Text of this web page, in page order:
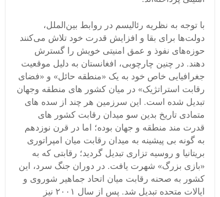
با توجه به نظریه رئالیسم در روابط بین‌الملل،
دولت‌ها برای بقا و افزایش قدرت خود تلاش می‌کنند
حوزه‌های نفوذ و عمق امنیتی خویش را گسترش
دهند. در چنین چارچوبی، افغانستان به دلیل موقعیت
جغرافیایی خاص خود به یک «منطقه حائل» و «فضای
رقابت استراتژیک» در میان کشور های منطقه وجهان
تبدیل شده است. این سرزمین هر چند از سده های
متمادی تاریخ بدین سو میدان رقابت کشور های
قدرت مند منطقه و جهان بوده؛ اما در قرن نوزدهم
به گونه بی پیشینه به میدان رقابت میان امپراتوری
بریتانیا و روسیه تزاری تبدیل گردید؛ رقابتی که به
«بازی بزرگ» شهرت یافت. در دوران جنگ سرد، این
کشور به صحنه رقابت میان اتحاد جماهیر شوروی و
ایالات متحده تبدیل شد. پس از سال ۲۰۰۱ نیز